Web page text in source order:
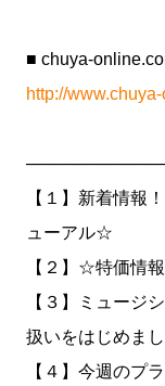
■ chuya-
http://
【１】新着情報
ューアル☆
【２】☆特価情
【３】ミュージ
扱いをはじめまし
【４】今週のプ